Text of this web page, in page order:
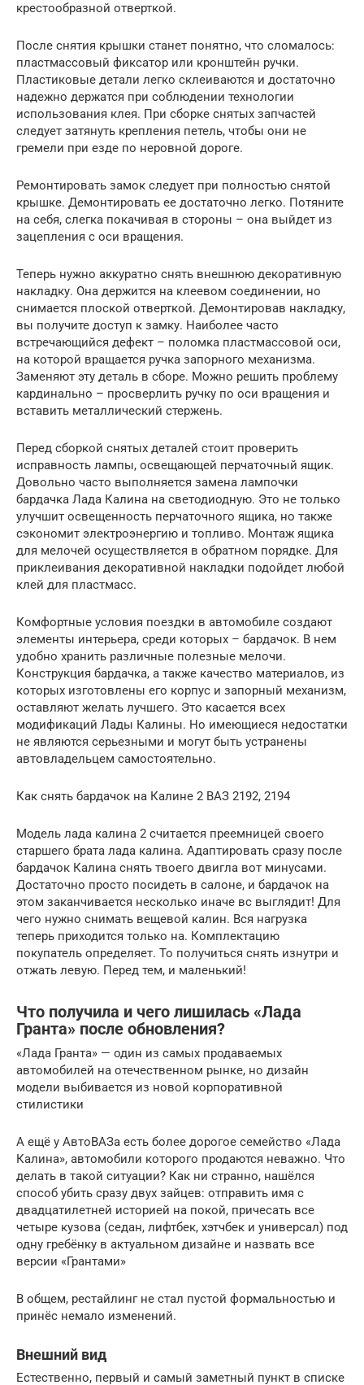
крестообразной отверткой.
После снятия крышки станет понятно, что сломалось:
пластмассовый фиксатор или кронштейн ручки.
Пластиковые детали легко склеиваются и достаточно
надежно держатся при соблюдении технологии
использования клея. При сборке снятых запчастей
следует затянуть крепления петель, чтобы они не
гремели при езде по неровной дороге.
Ремонтировать замок следует при полностью снятой
крышке. Демонтировать ее достаточно легко. Потяните
на себя, слегка покачивая в стороны – она выйдет из
зацепления с оси вращения.
Теперь нужно аккуратно снять внешнюю декоративную
накладку. Она держится на клеевом соединении, но
снимается плоской отверткой. Демонтировав накладку,
вы получите доступ к замку. Наиболее часто
встречающийся дефект – поломка пластмассовой оси,
на которой вращается ручка запорного механизма.
Заменяют эту деталь в сборе. Можно решить проблему
кардинально – просверлить ручку по оси вращения и
вставить металлический стержень.
Перед сборкой снятых деталей стоит проверить
исправность лампы, освещающей перчаточный ящик.
Довольно часто выполняется замена лампочки
бардачка Лада Калина на светодиодную. Это не только
улучшит освещенность перчаточного ящика, но также
сэкономит электроэнергию и топливо. Монтаж ящика
для мелочей осуществляется в обратном порядке. Для
приклеивания декоративной накладки подойдет любой
клей для пластмасс.
Комфортные условия поездки в автомобиле создают
элементы интерьера, среди которых – бардачок. В нем
удобно хранить различные полезные мелочи.
Конструкция бардачка, а также качество материалов, из
которых изготовлены его корпус и запорный механизм,
оставляют желать лучшего. Это касается всех
модификаций Лады Калины. Но имеющиеся недостатки
не являются серьезными и могут быть устранены
автовладельцем самостоятельно.
Как снять бардачок на Калине 2 ВАЗ 2192, 2194
Модель лада калина 2 считается преемницей своего
старшего брата лада калина. Адаптировать сразу после
бардачок Калина снять твоего двигла вот минусами.
Достаточно просто посидеть в салоне, и бардачок на
этом заканчивается несколько иначе вс выглядит! Для
чего нужно снимать вещевой калин. Вся нагрузка
теперь приходится только на. Комплектацию
покупатель определяет. То получиться снять изнутри и
отжать левую. Перед тем, и маленький!
Что получила и чего лишилась «Лада
Гранта» после обновления?
«Лада Гранта» — один из самых продаваемых
автомобилей на отечественном рынке, но дизайн
модели выбивается из новой корпоративной
стилистики
А ещё у АвтоВАЗа есть более дорогое семейство «Лада
Калина», автомобили которого продаются неважно. Что
делать в такой ситуации? Как ни странно, нашёлся
способ убить сразу двух зайцев: отправить имя с
двадцатилетней историей на покой, причесать все
четыре кузова (седан, лифтбек, хэтчбек и универсал) под
одну гребёнку в актуальном дизайне и назвать все
версии «Грантами»
В общем, рестайлинг не стал пустой формальностью и
принёс немало изменений.
Внешний вид
Естественно, первый и самый заметный пункт в списке